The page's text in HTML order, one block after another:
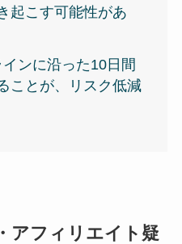
起こす可能性があ
ンに沿った10日間
ことが、リスク低減
アフィリエイト疑